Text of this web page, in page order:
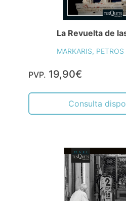
La Revuelta de
MARKARIS, PETROS
PVP. 19,90€
Consulta